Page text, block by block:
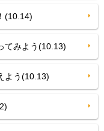
(10.14)
みよう(10.13)
よう(10.13)